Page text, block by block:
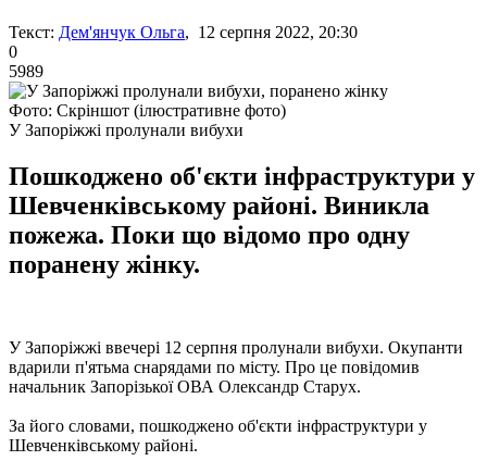
Текст: Дем'янчук Ольга, 12 серпня 2022, 20:30
0
5989
Фото: Скріншот (ілюстративне фото)
У Запоріжжі пролунали вибухи
Пошкоджено об'єкти інфраструктури у
Шевченківському районі. Виникла
пожежа. Поки що відомо про одну
поранену жінку.
У Запоріжжі ввечері 12 серпня пролунали вибухи. Окупанти
вдарили п'ятьма снарядами по місту. Про це повідомив
начальник Запорізької ОВА Олександр Старух.
За його словами, пошкоджено об'єкти інфраструктури у
Шевченківському районі.